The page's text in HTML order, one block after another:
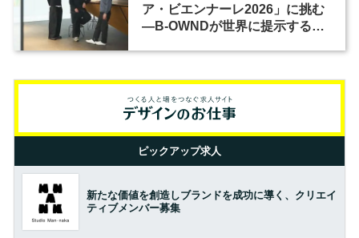
ア・ビエンナーレ2026」に挑む
―B-OWNDが世界に提示する美
ピックアップ求人
新たな価値を創造しブランドを成功に導く、クリエイ
ティブメンバー募集